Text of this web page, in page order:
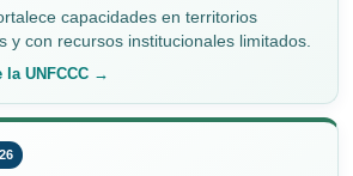
capacidades en territorios
y con recursos institucionales limitados.
UNFCCC →